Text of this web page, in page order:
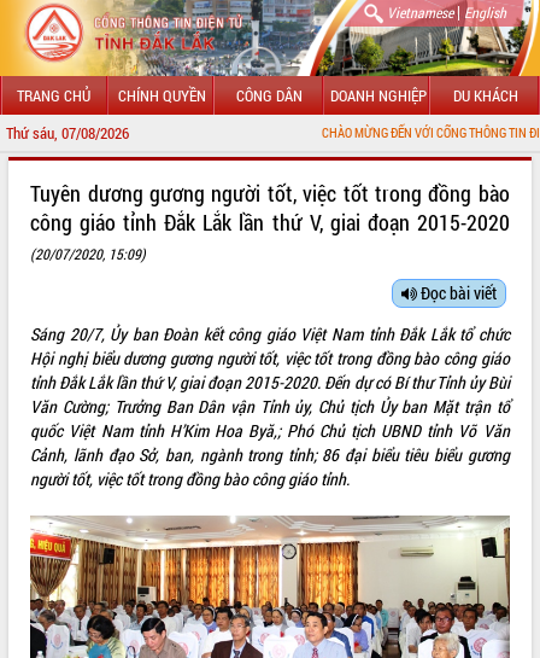
Vietnamese| English
TRANG CHỦ CHÍNH QUYỀN CÔNG DÂN DOANH NGHIỆP DU KHÁCH
Thứ sáu, 07/08/2026 CHÀO MỪNG ĐẾN VỚI CỔNG THÔNG TIN ĐIỆN TỬ TỈNH ĐẮK
LÃNH ĐẠO UBND TỈNH
SỞ, BAN, NGÀNH
UBND CÁC XÃ, PHƯỜNG
THÔNG TIN CHỈ ĐẠO ĐIỀU HÀNH
HỆ THỐNG VĂN BẢN
VĂN BẢN HĐND TỈNH
ĐIỂM TIN VĂN BẢN
QUY HOẠCH - KẾ HOẠCH
Tuyên dương gương người tốt, việc tốt trong đồng bào
công giáo tỉnh Đắk Lắk lần thứ V, giai đoạn 2015-2020
(20/07/2020, 15:09)
Đọc bài viết
Sáng 20/7, Ủy ban Đoàn kết công giáo Việt Nam tỉnh Đắk Lắk tổ chức
Hội nghị biểu dương gương người tốt, việc tốt trong đồng bào công giáo
tỉnh Đắk Lắk lần thứ V, giai đoạn 2015-2020. Đến dự có Bí thư Tỉnh ủy Bùi
Văn Cường; Trưởng Ban Dân vận Tỉnh ủy, Chủ tịch Ủy ban Mặt trận tổ
quốc Việt Nam tỉnh H’Kim Hoa Byă,; Phó Chủ tịch UBND tỉnh Võ Văn
Cảnh, lãnh đạo Sở, ban, ngành trong tỉnh; 86 đại biểu tiêu biểu gương
người tốt, việc tốt trong đồng bào công giáo tỉnh.